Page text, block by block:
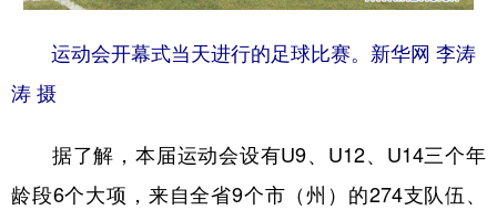
运动会开幕式当天进行的足球比赛。新华网 李涛
涛 摄
据了解，本届运动会设有U9、U12、U14三个年
龄段6个大项，来自全省9个市（州）的274支队伍、